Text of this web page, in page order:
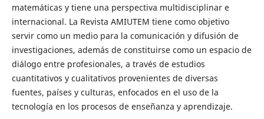
matemáticas y tiene una perspectiva multidisciplinar e
internacional. La Revista AMIUTEM tiene como objetivo
servir como un medio para la comunicación y difusión de
investigaciones, además de constituirse como un espacio de
diálogo entre profesionales, a través de estudios
cuantitativos y cualitativos provenientes de diversas
fuentes, países y culturas, enfocados en el uso de la
tecnología en los procesos de enseñanza y aprendizaje.